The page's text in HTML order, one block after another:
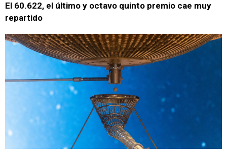
El 60.622, el último y octavo quinto premio cae muy
repartido